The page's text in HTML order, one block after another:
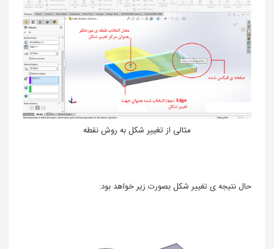
مثالی از تغییر شکل به روش نقطه
حال نتیجه ی تغییر شکل بصورت زیر خواهد بود: